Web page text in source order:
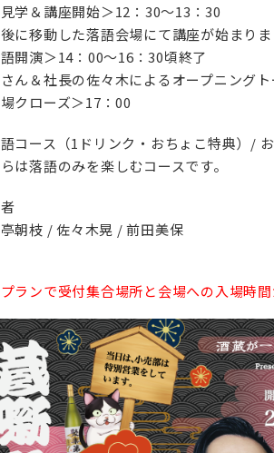
学＆講座開始＞12：30〜13：30
に移動した落語会場にて講座が始まり
開演＞14：00〜16：30頃終了
ん＆社長の佐々木によるオープニング
クローズ＞17：00
コース（1ドリンク・おちょこ特典）/
は落語のみを楽しむコースです。
朝枝 / 佐々木晃 / 前田美保
ランで受付集合場所と会場への入場時